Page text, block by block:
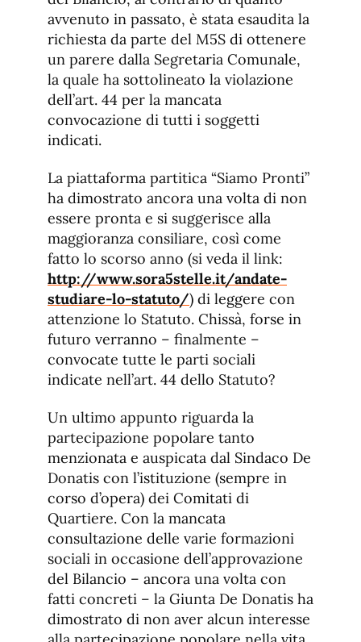
avvenuto in passato, è stata esaudita la
richiesta da parte del M5S di ottenere
un parere dalla Segretaria Comunale,
la quale ha sottolineato la violazione
dell’art. 44 per la mancata
convocazione di tutti i soggetti
indicati.
La piattaforma partitica “Siamo Pronti”
ha dimostrato ancora una volta di non
essere pronta e si suggerisce alla
maggioranza consiliare, così come
fatto lo scorso anno (si veda il link:
http://www.sora5stelle.it/andate-
studiare-lo-statuto/) di leggere con
attenzione lo Statuto. Chissà, forse in
futuro verranno – finalmente –
convocate tutte le parti sociali
indicate nell’art. 44 dello Statuto?
Un ultimo appunto riguarda la
partecipazione popolare tanto
menzionata e auspicata dal Sindaco De
Donatis con l’istituzione (sempre in
corso d’opera) dei Comitati di
Quartiere. Con la mancata
consultazione delle varie formazioni
sociali in occasione dell’approvazione
del Bilancio – ancora una volta con
fatti concreti – la Giunta De Donatis ha
dimostrato di non aver alcun interesse